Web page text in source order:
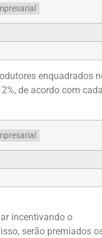
enquadrados
de acordo com cada
incentivando o
serão premiados